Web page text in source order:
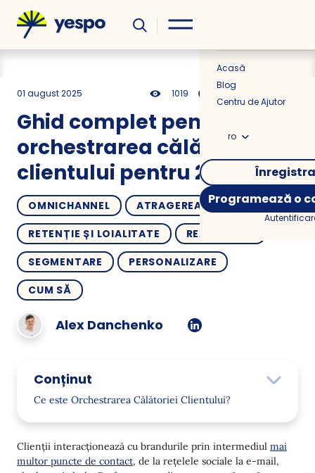
Acasă
Blog
Centru de Ajutor
ro
Programează o
01 august 2025 1019 18 min
OMNICHANNEL
ATRAGEREA CLIENȚILOR
RETENȚIE ȘI LOIALITATE
REACTIVARE
SEGMENTARE
PERSONALIZARE
CUM SĂ
Ghid complet pentru
orchestrarea călătoriei
clientului pentru 2025
Alex Danchenko
Conținut
Ce este Orchestrarea Călătoriei Clientului?
De ce este importantă Orchestrarea Călătoriei
Clientului pentru Ecommerce-ul Modern?
Satisfacție Client Îmbunătățită
Clienții interacționează cu brandurile prin intermediul mai
multor puncte de contact, de la rețelele sociale la e-mail,